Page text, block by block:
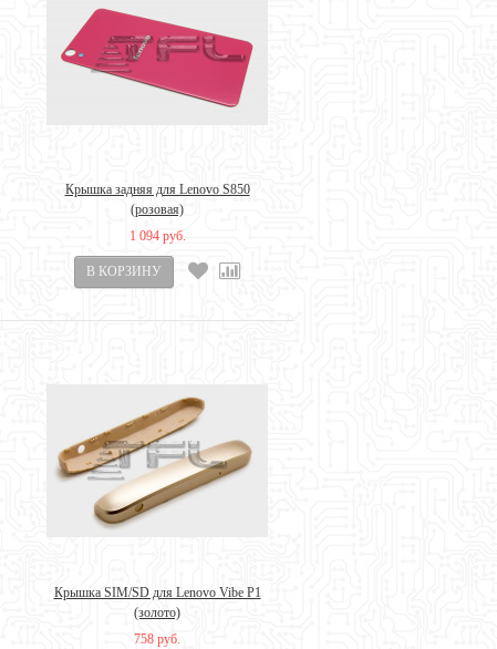
Крышка задняя для Lenovo S850
(розовая)
1 094 руб.
Крышка SIM/SD для Lenovo Vibe P1
(золото)
758 руб.